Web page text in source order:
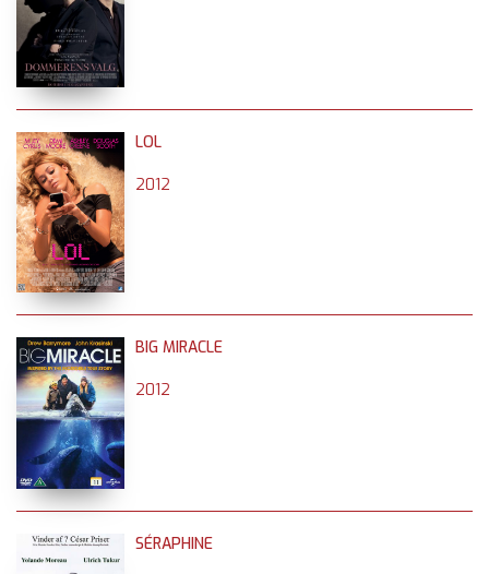
LOL
2012
BIG MIRACLE
2012
SÉRAPHINE